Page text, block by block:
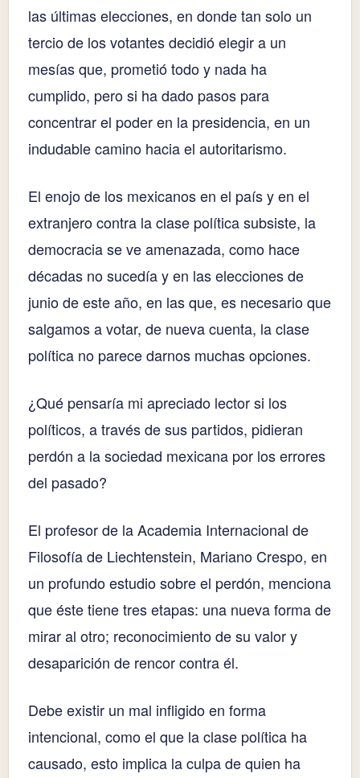
las últimas elecciones, en donde tan solo un
tercio de los votantes decidió elegir a un
mesías que, prometió todo y nada ha
cumplido, pero si ha dado pasos para
concentrar el poder en la presidencia, en un
indudable camino hacia el autoritarismo.
El enojo de los mexicanos en el país y en el
extranjero contra la clase política subsiste, la
democracia se ve amenazada, como hace
décadas no sucedía y en las elecciones de
junio de este año, en las que, es necesario que
salgamos a votar, de nueva cuenta, la clase
política no parece darnos muchas opciones.
¿Qué pensaría mi apreciado lector si los
políticos, a través de sus partidos, pidieran
perdón a la sociedad mexicana por los errores
del pasado?
El profesor de la Academia Internacional de
Filosofía de Liechtenstein, Mariano Crespo, en
un profundo estudio sobre el perdón, menciona
que éste tiene tres etapas: una nueva forma de
mirar al otro; reconocimiento de su valor y
desaparición de rencor contra él.
Debe existir un mal infligido en forma
intencional, como el que la clase política ha
causado, esto implica la culpa de quien ha